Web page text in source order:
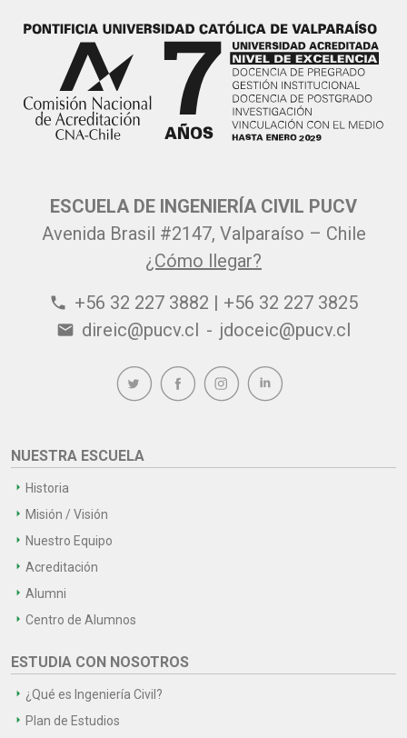
ESCUELA DE INGENIERÍA CIVIL PUCV
Avenida Brasil #2147, Valparaíso – Chile
¿Cómo llegar?
phone +56 32 227 3882 | +56 32 227 3825
email direic@pucv.cl - jdoceic@pucv.cl
NUESTRA ESCUELA
Historia
Misión / Visión
Nuestro Equipo
Acreditación
Alumni
Centro de Alumnos
ESTUDIA CON NOSOTROS
¿Qué es Ingeniería Civil?
Plan de Estudios